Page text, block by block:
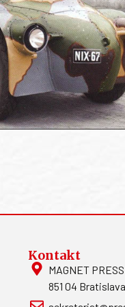
Kontakt
MAGNET
851 04